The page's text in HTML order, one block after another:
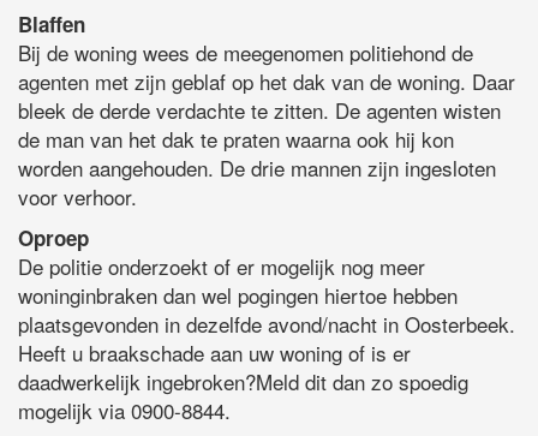
Blaffen
Bij de woning wees de meegenomen politiehond de
agenten met zijn geblaf op het dak van de woning. Daar
bleek de derde verdachte te zitten. De agenten wisten
de man van het dak te praten waarna ook hij kon
worden aangehouden. De drie mannen zijn ingesloten
voor verhoor.
Oproep
De politie onderzoekt of er mogelijk nog meer
woninginbraken dan wel pogingen hiertoe hebben
plaatsgevonden in dezelfde avond/nacht in Oosterbeek.
Heeft u braakschade aan uw woning of is er
daadwerkelijk ingebroken?Meld dit dan zo spoedig
mogelijk via 0900-8844.